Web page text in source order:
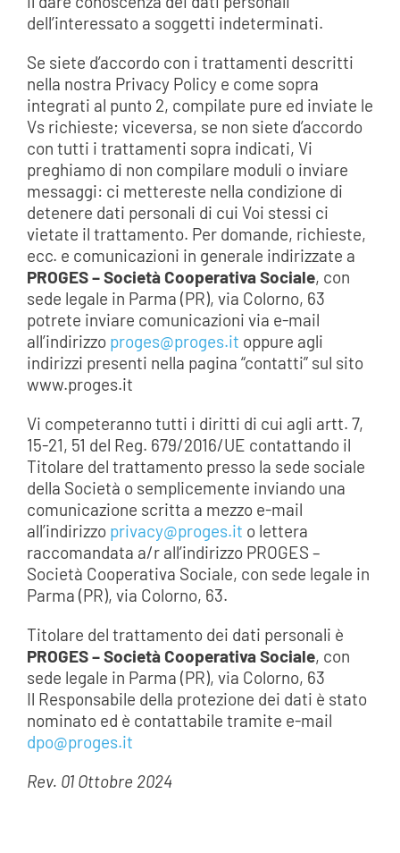
dell’interessato a soggetti indeterminati.
Se siete d’accordo con i trattamenti descritti
nella nostra Privacy Policy e come sopra
integrati al punto 2, compilate pure ed inviate le
Vs richieste; viceversa, se non siete d’accordo
con tutti i trattamenti sopra indicati, Vi
preghiamo di non compilare moduli o inviare
messaggi: ci mettereste nella condizione di
detenere dati personali di cui Voi stessi ci
vietate il trattamento. Per domande, richieste,
ecc. e comunicazioni in generale indirizzate a
PROGES – Società Cooperativa Sociale, con
sede legale in Parma (PR), via Colorno, 63
potrete inviare comunicazioni via e-mail
all’indirizzo proges@proges.it oppure agli
indirizzi presenti nella pagina “contatti” sul sito
www.proges.it
Vi competeranno tutti i diritti di cui agli artt. 7,
15-21, 51 del Reg. 679/2016/UE contattando il
Titolare del trattamento presso la sede sociale
della Società o semplicemente inviando una
comunicazione scritta a mezzo e-mail
all’indirizzo privacy@proges.it o lettera
raccomandata a/r all’indirizzo PROGES –
Società Cooperativa Sociale, con sede legale in
Parma (PR), via Colorno, 63.
Titolare del trattamento dei dati personali è
PROGES – Società Cooperativa Sociale, con
sede legale in Parma (PR), via Colorno, 63
Il Responsabile della protezione dei dati è stato
nominato ed è contattabile tramite e-mail
dpo@proges.it
Rev. 01 Ottobre 2024